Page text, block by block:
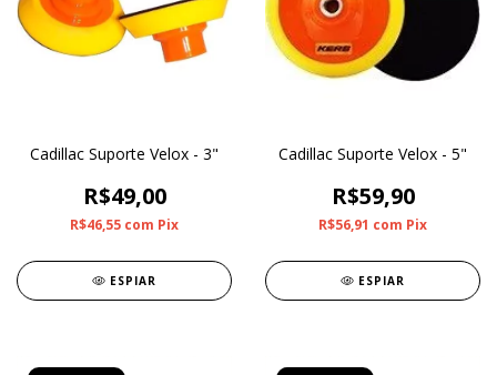
Cadillac Suporte Velox - 3"
R$49,00
R$46,55 com Pix
ESPIAR
Cadillac Suporte Velox - 5"
R$59,90
R$56,91 com Pix
ESPIAR